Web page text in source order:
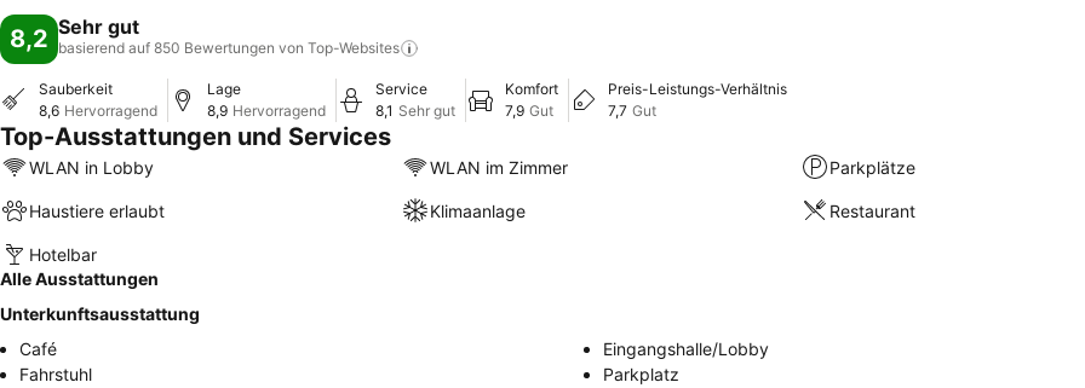
8,2 Sehr gut
basierend auf 850 Bewertungen von Top-Websites
Sauberkeit
8,6 Hervorragend
Lage
8,9 Hervorragend
Service
8,1 Sehr gut
Komfort
7,9 Gut
Preis-Leistungs-Verhältnis
7,7 Gut
Top-Ausstattungen und Services
WLAN in Lobby WLAN im Zimmer Parkplätze
Haustiere erlaubt Klimaanlage Restaurant
Hotelbar
Alle Ausstattungen
Unterkunftsausstattung
Café
Eingangshalle/Lobby
Fahrstuhl
Parkplatz